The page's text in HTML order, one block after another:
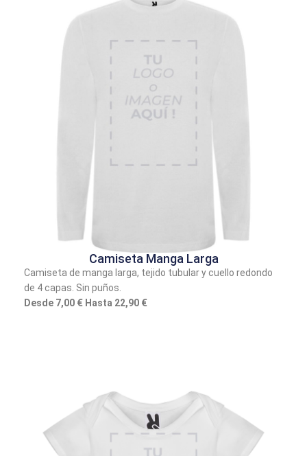
Camiseta Manga Larga
Camiseta de manga larga, tejido tubular y cuello redondo
de 4 capas. Sin puños.
Desde 7,00 € Hasta 22,90 €